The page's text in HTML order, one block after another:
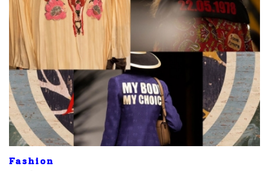
Fashion
ค้นหา